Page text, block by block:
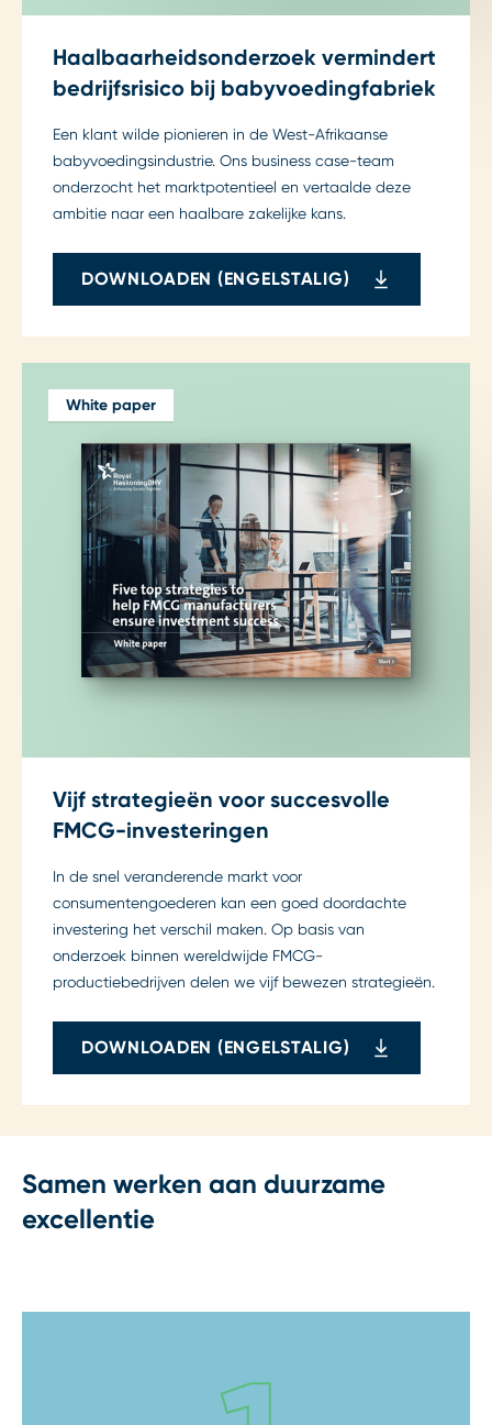
Haalbaarheidsonderzoek vermindert
bedrijfsrisico bij babyvoedingfabriek
Een klant wilde pionieren in de West-Afrikaanse
babyvoedingsindustrie. Ons business case-team
onderzocht het marktpotentieel en vertaalde deze
ambitie naar een haalbare zakelijke kans.
DOWNLOADEN (ENGELSTALIG)
White paper
Vijf strategieën voor succesvolle
FMCG-investeringen
In de snel veranderende markt voor
consumentengoederen kan een goed doordachte
investering het verschil maken. Op basis van
onderzoek binnen wereldwijde FMCG-
productiebedrijven delen we vijf bewezen strategieën.
DOWNLOADEN (ENGELSTALIG)
Samen werken aan duurzame
excellentie